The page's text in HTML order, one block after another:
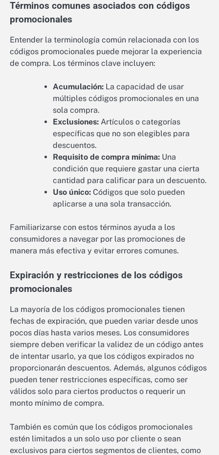
Términos comunes asociados con códigos
promocionales
Entender la terminología común relacionada con los
códigos promocionales puede mejorar la experiencia
de compra. Los términos clave incluyen:
Acumulación: La capacidad de usar
múltiples códigos promocionales en una
sola compra.
Exclusiones: Artículos o categorías
específicas que no son elegibles para
descuentos.
Requisito de compra mínima: Una
condición que requiere gastar una cierta
cantidad para calificar para un descuento.
Uso único: Códigos que solo pueden
aplicarse a una sola transacción.
Familiarizarse con estos términos ayuda a los
consumidores a navegar por las promociones de
manera más efectiva y evitar errores comunes.
Expiración y restricciones de los códigos
promocionales
La mayoría de los códigos promocionales tienen
fechas de expiración, que pueden variar desde unos
pocos días hasta varios meses. Los consumidores
siempre deben verificar la validez de un código antes
de intentar usarlo, ya que los códigos expirados no
proporcionarán descuentos. Además, algunos códigos
pueden tener restricciones específicas, como ser
válidos solo para ciertos productos o requerir un
monto mínimo de compra.
También es común que los códigos promocionales
estén limitados a un solo uso por cliente o sean
exclusivos para ciertos segmentos de clientes, como